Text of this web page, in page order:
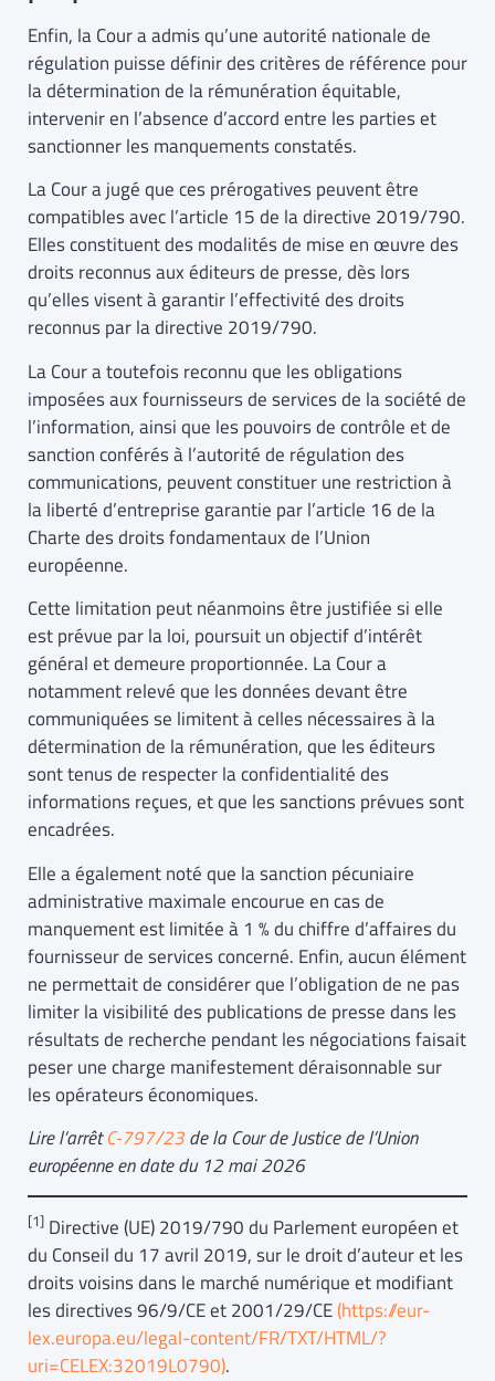
Enfin, la Cour a admis qu’une autorité nationale de
régulation puisse définir des critères de référence pour
la détermination de la rémunération équitable,
intervenir en l’absence d’accord entre les parties et
sanctionner les manquements constatés.
La Cour a jugé que ces prérogatives peuvent être
compatibles avec l’article 15 de la directive 2019/790.
Elles constituent des modalités de mise en œuvre des
droits reconnus aux éditeurs de presse, dès lors
qu’elles visent à garantir l’effectivité des droits
reconnus par la directive 2019/790.
La Cour a toutefois reconnu que les obligations
imposées aux fournisseurs de services de la société de
l’information, ainsi que les pouvoirs de contrôle et de
sanction conférés à l’autorité de régulation des
communications, peuvent constituer une restriction à
la liberté d’entreprise garantie par l’article 16 de la
Charte des droits fondamentaux de l’Union
européenne.
Cette limitation peut néanmoins être justifiée si elle
est prévue par la loi, poursuit un objectif d’intérêt
général et demeure proportionnée. La Cour a
notamment relevé que les données devant être
communiquées se limitent à celles nécessaires à la
détermination de la rémunération, que les éditeurs
sont tenus de respecter la confidentialité des
informations reçues, et que les sanctions prévues sont
encadrées.
Elle a également noté que la sanction pécuniaire
administrative maximale encourue en cas de
manquement est limitée à 1 % du chiffre d’affaires du
fournisseur de services concerné. Enfin, aucun élément
ne permettait de considérer que l’obligation de ne pas
limiter la visibilité des publications de presse dans les
résultats de recherche pendant les négociations faisait
peser une charge manifestement déraisonnable sur
les opérateurs économiques.
Lire l’arrêtC-797/23de la Cour de Justice de l’Union
européenne en date du 12 mai 2026
[1] Directive (UE) 2019/790 du Parlement européen et
du Conseil du 17 avril 2019, sur le droit d’auteur et les
droits voisins dans le marché numérique et modifiant
les directives 96/9/CE et 2001/29/CE(https://eur-
lex.europa.eu/legal-content/FR/TXT/HTML/?
uri=CELEX:32019L0790).